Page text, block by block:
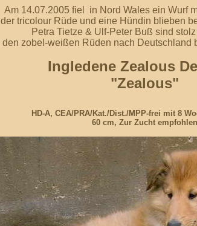
Am 14.07.2005 fiel in Nord Wales ein Wurf
der tricolour Rüde und eine Hündin blieben
Petra Tietze & Ulf-Peter Buß sind
den zobel-weißen Rüden nach Deutschland
Ingledene Zealous
"Zealous"
HD-A, CEA/PRA/Kat./Dist./MPP-frei mit 8
60 cm, Zur Zucht empfohlen